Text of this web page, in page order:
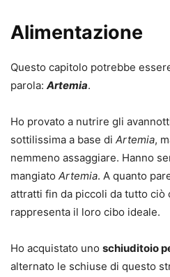
Alimentazione
Questo capitolo potrebbe
parola: Artemia.
Ho provato a nutrire gli
sottilissima a base di Artemia,
nemmeno assaggiare. Hanno
mangiato Artemia. A quanto
attratti fin da piccoli da tutto ciò
rappresenta il loro cibo ideale.
Ho acquistato uno schiuditoio
alternato le schiuse di questo